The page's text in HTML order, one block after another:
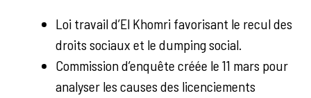
Loi travail d’El Khomri favorisant le recul des
droits sociaux et le dumping social.
Commission d’enquête créée le 11 mars pour
analyser les causes des licenciements